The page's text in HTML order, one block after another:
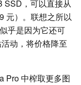
SSD，可以直接从
元）。联想之所以
乎是因为它还可
动，将价格降至
Pro 中榨取更多图